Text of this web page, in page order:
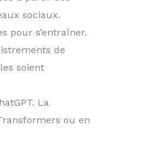
sociaux.
pour s’entraîner.
de
soient
La
ou en